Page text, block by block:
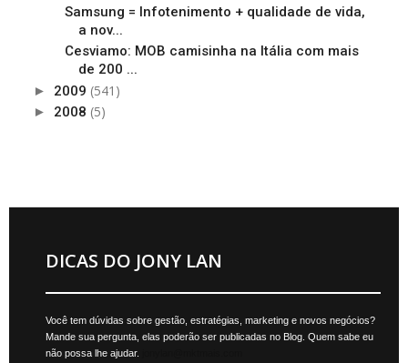
Samsung = Infotenimento + qualidade de vida,
a nov...
Cesviamo: MOB camisinha na Itália com mais
de 200 ...
► 2009 (541)
► 2008 (5)
DICAS DO JONY LAN
Você tem dúvidas sobre gestão, estratégias, marketing e novos negócios?
Mande sua pergunta, elas poderão ser publicadas no Blog. Quem sabe eu
não possa lhe ajudar.